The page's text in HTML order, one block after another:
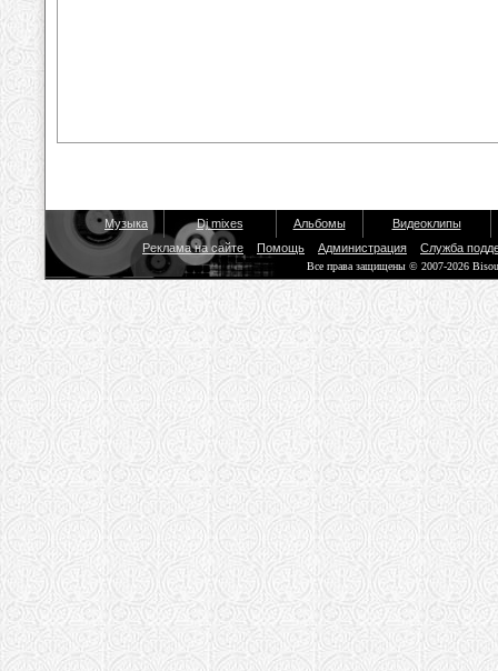
Музыка Dj mixes Альбомы
Видеоклипы
Реклама на сайте
Помощь Администрация Служба
Все права защищены © 2007-2026